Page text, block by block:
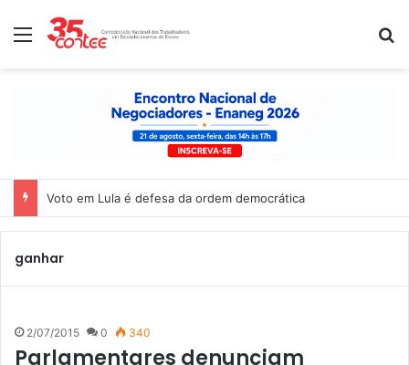
Menu
Voto em Lula é defesa da ordem democrática
ganhar
2/07/2015 0 340
Parlamentares denunciam